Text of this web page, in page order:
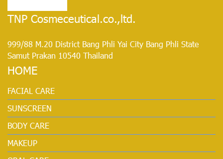
TNP Cosmeceutical.co.,ltd.
999/88 M.20 District Bang Phli Yai City Bang Phli State
Samut Prakan 10540 Thailand
HOME
FACIAL CARE
SUNSCREEN
BODY CARE
MAKEUP